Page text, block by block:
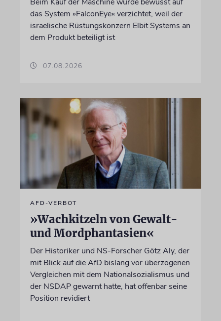
das System »FalconEye« verzichtet, weil der
israelische Rüstungskonzern Elbit Systems an
dem Produkt beteiligt ist
07.08.2026
AFD-VERBOT
»Wachkitzeln von Gewalt-
und Mordphantasien«
Der Historiker und NS-Forscher Götz Aly, der
mit Blick auf die AfD bislang vor überzogenen
Vergleichen mit dem Nationalsozialismus und
der NSDAP gewarnt hatte, hat offenbar seine
Position revidiert